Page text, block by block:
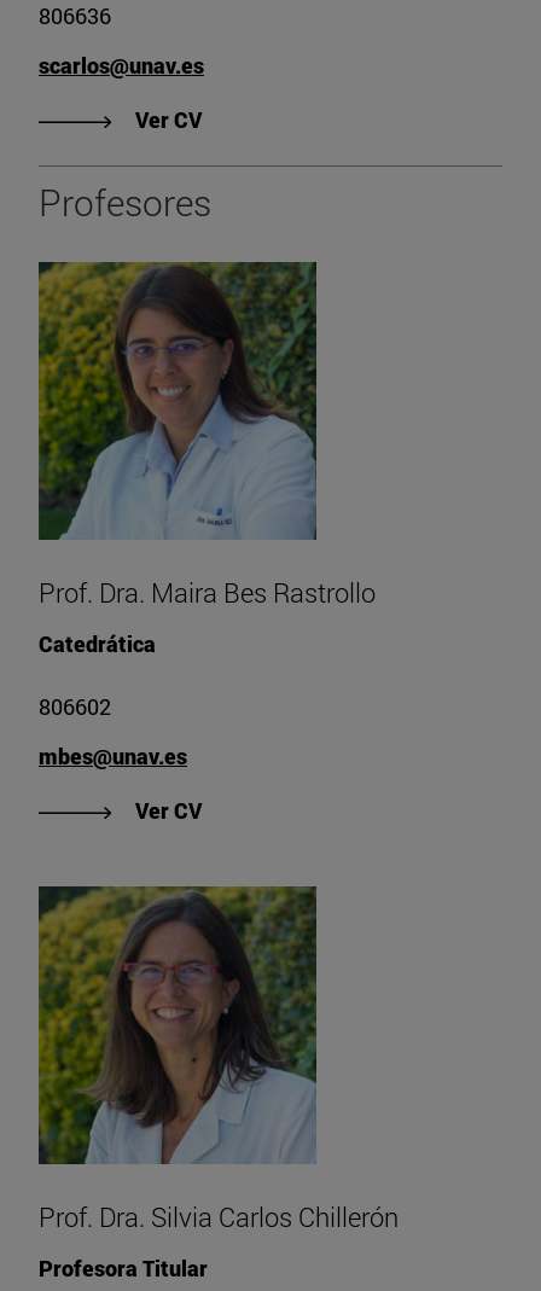
806636
scarlos@unav.es
Ver CV"Ver CV de Prof. Dra. Silvia Carlos
Profesores
Prof. Dra. Maira Bes Rastrollo
Catedrática
806602
mbes@unav.es
Ver CV"Ver CV de Prof. Dra. Maira Bes
Prof. Dra. Silvia Carlos Chillerón
Profesora Titular